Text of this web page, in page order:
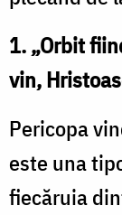
1. „Orbit
vin,
Pericopa
este una
fiecăruia